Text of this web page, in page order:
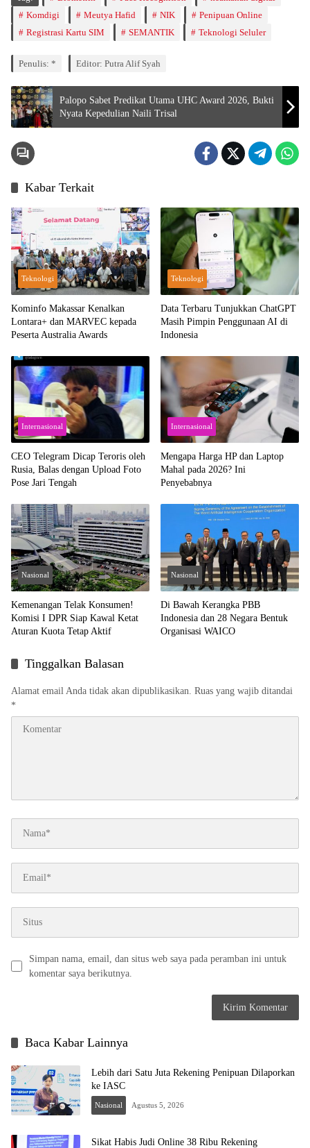
Komdigi
Meutya Hafid NIK
Penipuan Online
Registrasi Kartu SIM
SEMANTIK Teknologi Seluler
Penulis: * Editor: Putra Alif Syah
Palopo Sabet Predikat Utama UHC Award 2026, Bukti
Nyata Kepedulian Naili Trisal
Kabar Terkait
Teknologi
Kominfo Makassar Kenalkan
Lontara+ dan MARVEC kepada
Peserta Australia Awards
Teknologi
Data Terbaru Tunjukkan ChatGPT
Masih Pimpin Penggunaan AI di
Indonesia
Internasional
CEO Telegram Dicap Teroris oleh
Rusia, Balas dengan Upload Foto
Pose Jari Tengah
Internasional
Mengapa Harga HP dan Laptop
Mahal pada 2026? Ini
Penyebabnya
Nasional
Kemenangan Telak Konsumen!
Komisi I DPR Siap Kawal Ketat
Aturan Kuota Tetap Aktif
Nasional
Di Bawah Kerangka PBB
Indonesia dan 28 Negara Bentuk
Organisasi WAICO
Tinggalkan Balasan
Alamat email Anda tidak akan dipublikasikan. Ruas yang wajib ditandai
*
Simpan nama, email, dan situs web saya pada peramban ini untuk
komentar saya berikutnya.
Baca Kabar Lainnya
Lebih dari Satu Juta Rekening Penipuan Dilaporkan
ke IASC
Nasional Agustus 5, 2026
Sikat Habis Judi Online 38 Ribu Rekening